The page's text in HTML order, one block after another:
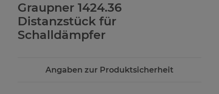
Graupner 1424.36
Distanzstück für
Schalldämpfer
Angaben zur Produktsicherheit